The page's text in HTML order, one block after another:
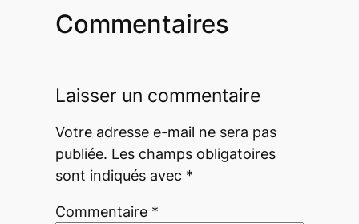
Commentaires
Laisser un commentaire
Votre adresse e-mail ne sera pas
publiée. Les champs obligatoires
sont indiqués avec *
Commentaire *